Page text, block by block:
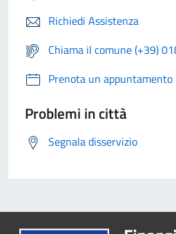
Richiedi Assistenza
Chiama il comune (+39)
Prenota un appuntamento
Problemi in città
Segnala disservizio